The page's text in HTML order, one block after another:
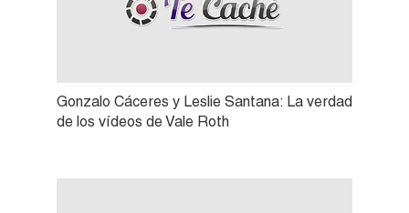
Gonzalo Cáceres y Leslie Santana: La verdad
de los vídeos de Vale Roth